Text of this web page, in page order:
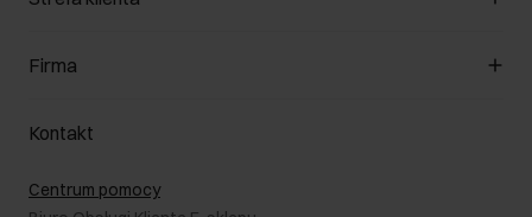
Formy płatności
Jak dokonać zwrotu?
Klub Klienta
Zwróć produkty
W podróży
Firma
O nas
Salony
B2B - Sprzedaż dla firm
Kontakt
Centrum pomocy